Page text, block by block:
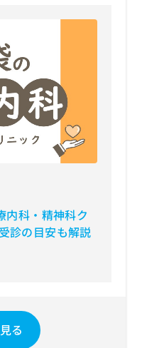
内科・精神科ク
診の目安も解説
る